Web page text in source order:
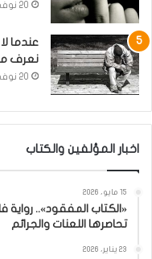
20 نوفمبر، 2018
عندما
نعرف
20 نوفمبر، 2018
اخبار المؤلفين والكتاب
15 مايو، 2026
«الكتاب المفقود».. رواية
تحاصرها اللعنات والجرائم
23 يناير، 2026